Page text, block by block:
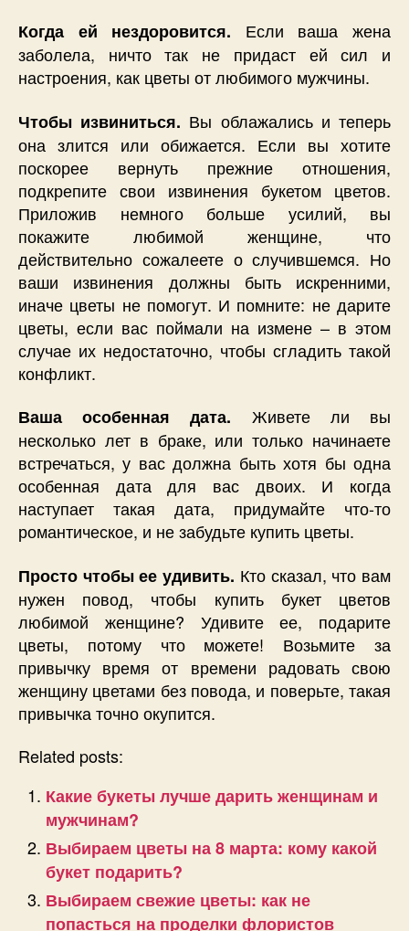
Когда ей нездоровится. Если ваша жена
заболела, ничто так не придаст ей сил и
настроения, как цветы от любимого мужчины.
Чтобы извиниться. Вы облажались и теперь
она злится или обижается. Если вы хотите
поскорее вернуть прежние отношения,
подкрепите свои извинения букетом цветов.
Приложив немного больше усилий, вы
покажите любимой женщине, что
действительно сожалеете о случившемся. Но
ваши извинения должны быть искренними,
иначе цветы не помогут. И помните: не дарите
цветы, если вас поймали на измене – в этом
случае их недостаточно, чтобы сгладить такой
конфликт.
Ваша особенная дата. Живете ли вы
несколько лет в браке, или только начинаете
встречаться, у вас должна быть хотя бы одна
особенная дата для вас двоих. И когда
наступает такая дата, придумайте что-то
романтическое, и не забудьте купить цветы.
Просто чтобы ее удивить. Кто сказал, что вам
нужен повод, чтобы купить букет цветов
любимой женщине? Удивите ее, подарите
цветы, потому что можете! Возьмите за
привычку время от времени радовать свою
женщину цветами без повода, и поверьте, такая
привычка точно окупится.
Related posts:
Какие букеты лучше дарить женщинам и
мужчинам?
Выбираем цветы на 8 марта: кому какой
букет подарить?
Выбираем свежие цветы: как не
попасться на проделки флористов